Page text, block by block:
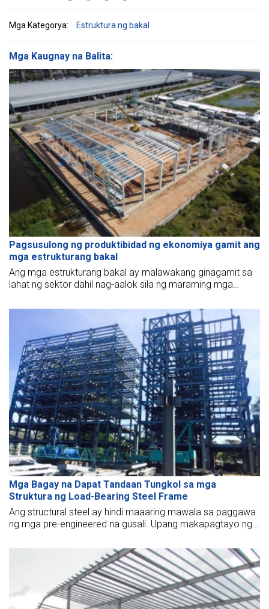
Mga Kategorya: Estruktura ng bakal
Mga Kaugnay na Balita:
Pagsusulong ng produktibidad ng ekonomiya gamit ang
mga estrukturang bakal
Ang mga estrukturang bakal ay malawakang ginagamit sa
lahat ng sektor dahil nag-aalok sila ng maraming mga
tungkulin ng mga estrukturang bakal sa pagpapasigla ng
Mga Bagay na Dapat Tandaan Tungkol sa mga
Struktura ng Load-Bearing Steel Frame
Ang structural steel ay hindi maaaring mawala sa paggawa
ng mga pre-engineered na gusali. Upang makapagtayo ng
bigyang-pansin ang load-bearing na bakal na balangkas ng